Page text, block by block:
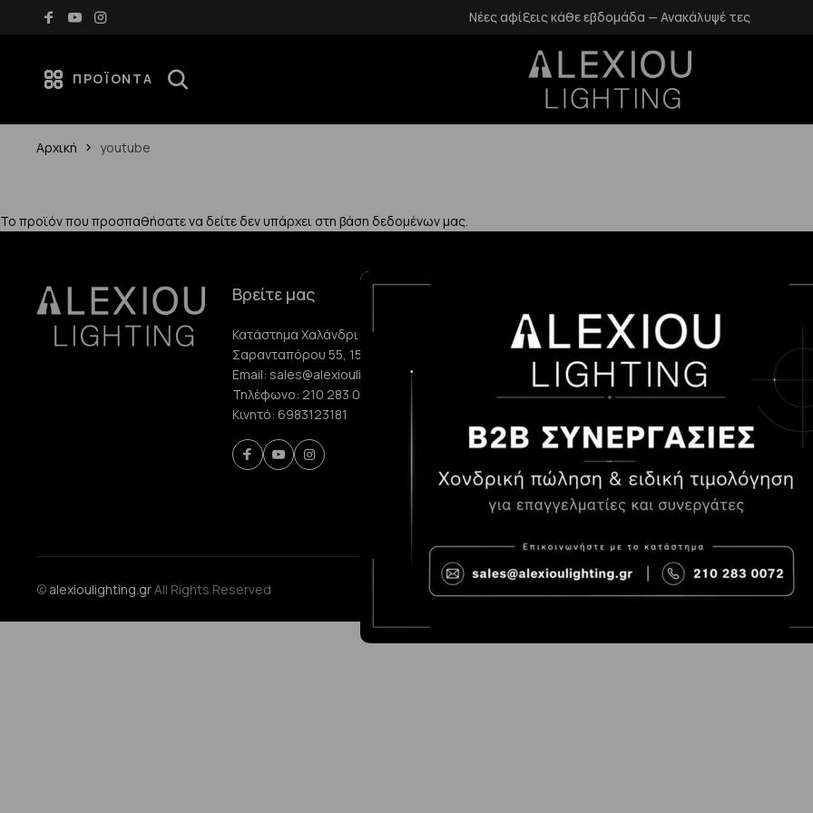
Δωρεάν μεταφορικά για αγορές άνω των 70€ Νέες αφίξεις κάθε εβδομάδα — Ανακάλυψέ τες
ΠΡΟΪΌΝΤΑ
Αρχική youtube
Το προϊόν που προσπαθήσατε να δείτε δεν υπάρχει στη βάση δεδομένων μας.
Βρείτε μας
Κατάστημα Χαλάνδρι:
Σαρανταπόρου 55, 15232, Χαλάνδρι
Email: sales@alexioulighting.gr
Τηλέφωνο: 210 283 0072
Κινητό: 6983123181
Η Εταιρεία μας
Επικοινωνία
Blog
Τρόποι Παραγγελίας
Τρόποι Αποστολής και
κόστος
Επιστροφές
Προστασία
Δεδομένων
Όροι χρήσης
Cookies
Consent
© alexioulighting.grAll Rights Reserved